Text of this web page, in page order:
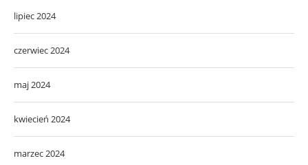
lipiec 2024
czerwiec 2024
maj 2024
kwiecień 2024
marzec 2024